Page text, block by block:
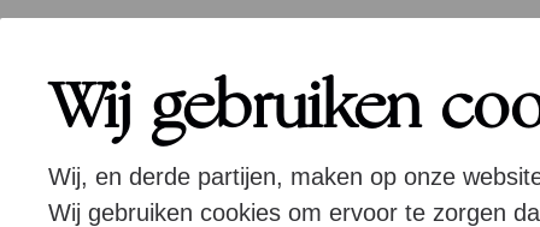
Wij gebruiken
Wij, en derde partijen, maken op onze
Wij gebruiken cookies om ervoor te zorgen